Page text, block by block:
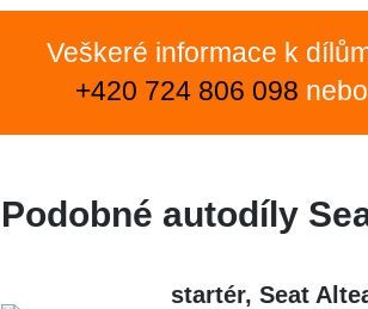
Veškeré informace k
+420 724 806 098
Podobné autodíly
startér, Seat